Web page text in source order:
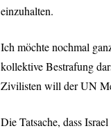
einzuhalten.
Ich möchte nochmal
kollektive Bestrafung
Zivilisten will der UN
Die Tatsache, dass